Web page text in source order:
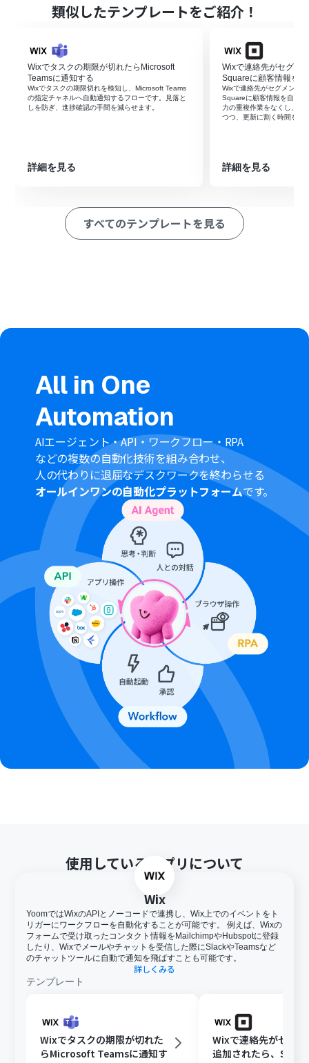
■フローボットの流れ
はじめに、WixとGitHubをYoomと連携します。
ら」というアクションを設定します。
最後に、オペレーションでGitHubを選択し、「Issueを作
成」アクションを設定します。
※「トリガー」：フロー起動のきっかけとなるアクション、「オ
ペレーション」：トリガー起動後、フロー内で処理を行うアク
GitHubでIssueを作成する際に、Wixのフォームから取得
設定するなどが可能です。
類似したテンプレートをご紹介！
Wixでタスクの期限が切れたらMicrosoft
Teamsに通知する
Wixでタスクの期限切れを検知し、Microsoft Teams
の指定チャネルへ自動通知するフローです。見落と
しを防ぎ、進捗確認の手間を減らせます。
詳細を見る
Wixで連絡先がセグメ
Squareに顧客情報を
Wixで連絡先がセグメント
Squareに顧客情報を自動
力の重複作業をなくし、登
つつ、更新に割く時間を他
詳細を見る
すべてのテンプレートを見る
All in One
Automation
AIエージェント・API・ワークフロー・RPA
などの複数の自動化技術を組み合わせ、
人の代わりに退屈なデスクワークを終わらせる
オールインワンの自動化プラットフォームです。
使用しているアプリについて
Wix
YoomではWixのAPIとノーコードで連携し、Wix上でのイベントをト
リガーにワークフローを自動化することが可能です。 例えば、Wixの
フォームで受け取ったコンタクト情報をMailchimpやHubspotに登録
したり、Wixでメールやチャットを受信した際にSlackやTeamsなど
のチャットツールに自動で通知を飛ばすことも可能です。
詳しくみる
テンプレート
Wixでタスクの期限が切れた
らMicrosoft Teamsに通知す
Wixで連絡先がセグ
追加されたら、